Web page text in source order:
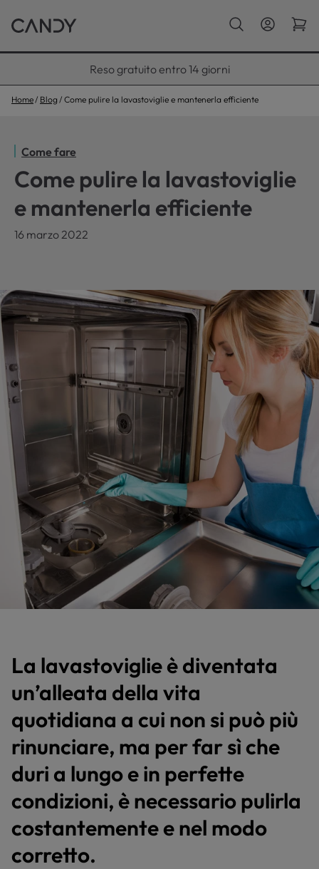
Paga con Klarna fino a 12 rate
Home Blog Come pulire la lavastoviglie e mantenerla efficiente
Come fare
Come pulire la lavastoviglie
e mantenerla efficiente
16 marzo 2022
La lavastoviglie è diventata
un’alleata della vita
quotidiana a cui non si può più
rinunciare, ma per far sì che
duri a lungo e in perfette
condizioni, è necessario pulirla
costantemente e nel modo
corretto.